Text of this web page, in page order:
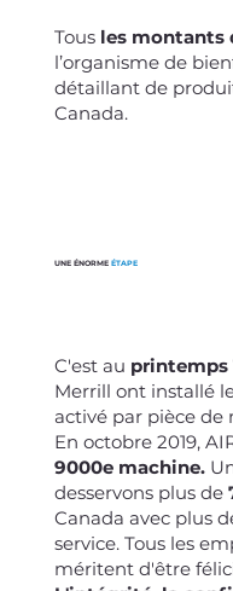
Tous les montants
l’organisme de
détaillant de
Canada.
UNE ÉNORME ÉTAPE
C'est au printemps
Merrill ont installé
activé par pièce de
En octobre 2019,
9000e machine.
desservons plus de
Canada avec plus
service. Tous les
méritent d'être